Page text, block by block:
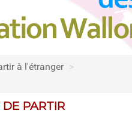
à l'étranger >
PARTIR